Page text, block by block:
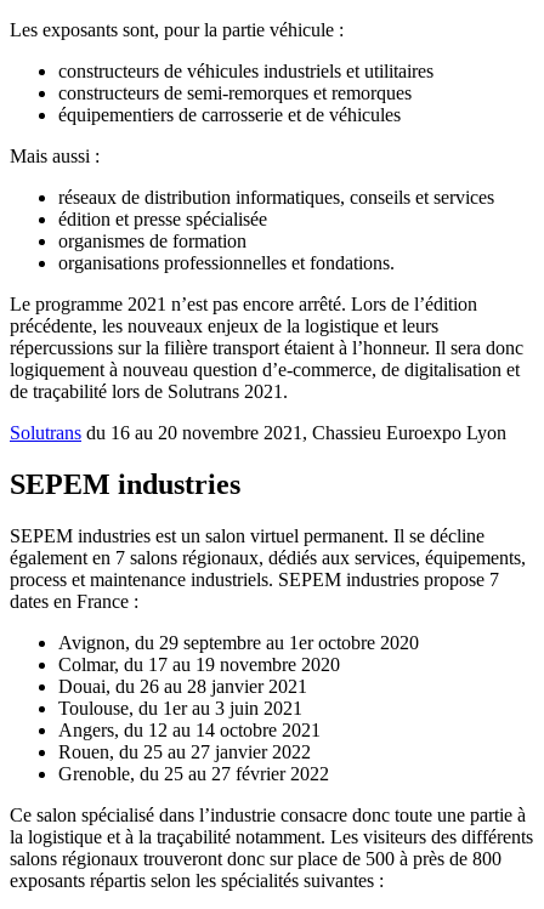
Les exposants sont, pour la partie véhicule :
constructeurs de véhicules industriels et utilitaires
constructeurs de semi-remorques et remorques
équipementiers de carrosserie et de véhicules
Mais aussi :
réseaux de distribution informatiques, conseils et services
édition et presse spécialisée
organismes de formation
organisations professionnelles et fondations.
Le programme 2021 n’est pas encore arrêté. Lors de l’édition
précédente, les nouveaux enjeux de la logistique et leurs
répercussions sur la filière transport étaient à l’honneur. Il sera donc
logiquement à nouveau question d’e-commerce, de digitalisation et
de traçabilité lors de Solutrans 2021.
Solutrans du 16 au 20 novembre 2021, Chassieu Euroexpo Lyon
SEPEM industries
SEPEM industries est un salon virtuel permanent. Il se décline
également en 7 salons régionaux, dédiés aux services, équipements,
process et maintenance industriels. SEPEM industries propose 7
dates en France :
Avignon, du 29 septembre au 1er octobre 2020
Colmar, du 17 au 19 novembre 2020
Douai, du 26 au 28 janvier 2021
Toulouse, du 1er au 3 juin 2021
Angers, du 12 au 14 octobre 2021
Rouen, du 25 au 27 janvier 2022
Grenoble, du 25 au 27 février 2022
Ce salon spécialisé dans l’industrie consacre donc toute une partie à
la logistique et à la traçabilité notamment. Les visiteurs des différents
salons régionaux trouveront donc sur place de 500 à près de 800
exposants répartis selon les spécialités suivantes :